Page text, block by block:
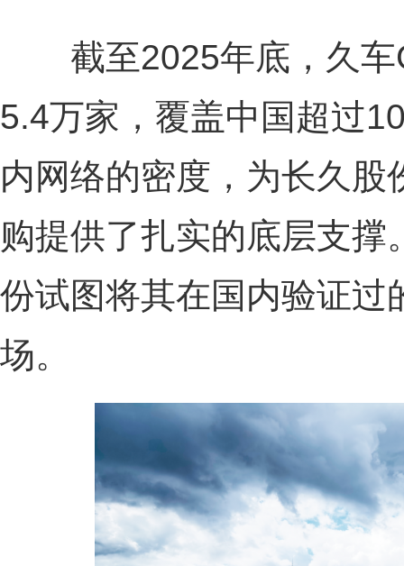
截至2025年底，久车
5.4万家，覆盖中国超过
内网络的密度，为长久
购提供了扎实的底层支
份试图将其在国内验证过
场。